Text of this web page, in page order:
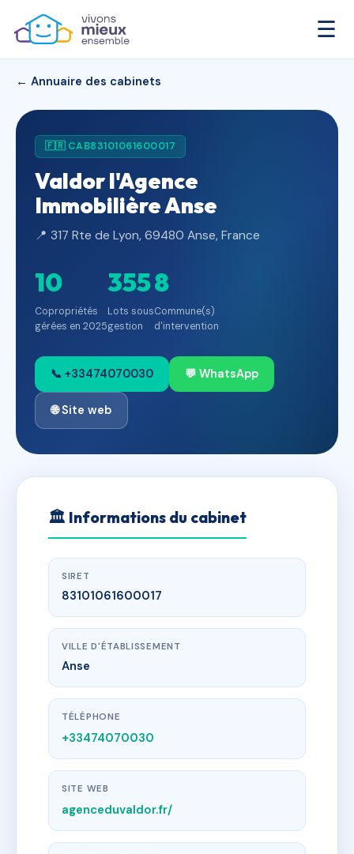
☰
← Annuaire des cabinets
🇫🇷 CAB83101061600017
Valdor l'Agence
Immobilière Anse
📍 317 Rte de Lyon, 69480 Anse, France
10
Copropriétés
gérées en 2025
355
Lots sous
gestion
8
Commune(s)
d'intervention
📞 +33474070030 💬 WhatsApp
🌐 Site web
🏛 Informations du cabinet
SIRET
83101061600017
VILLE D'ÉTABLISSEMENT
Anse
TÉLÉPHONE
+33474070030
SITE WEB
agenceduvaldor.fr/